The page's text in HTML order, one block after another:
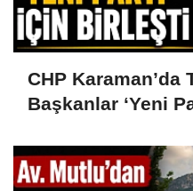
CHP
Başkanlar ‘Yeni